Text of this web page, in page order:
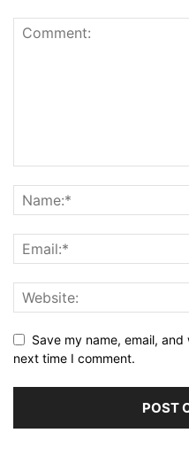
Save my name, email,
next time I comment.